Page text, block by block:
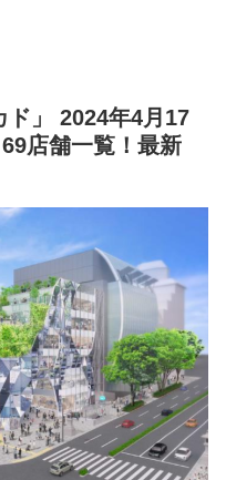
ド」 2024年4月17
店舗一覧！最新